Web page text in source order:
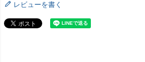
レビューを書く